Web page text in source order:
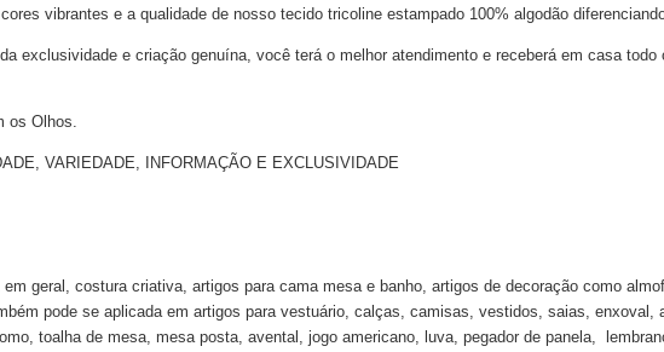
vibrantes e a qualidade de nosso tecido tricoline estampado 100% algodão
exclusividade e criação genuína, você terá o melhor atendimento e receberá em casa todo
os Olhos.
VARIEDADE, INFORMAÇÃO E EXCLUSIVIDADE
geral, costura criativa, artigos para cama mesa e banho, artigos de decoração como
pode se aplicada em artigos para vestuário, calças, camisas, vestidos, saias,
toalha de mesa, mesa posta, avental, jogo americano, luva, pegador de panela,